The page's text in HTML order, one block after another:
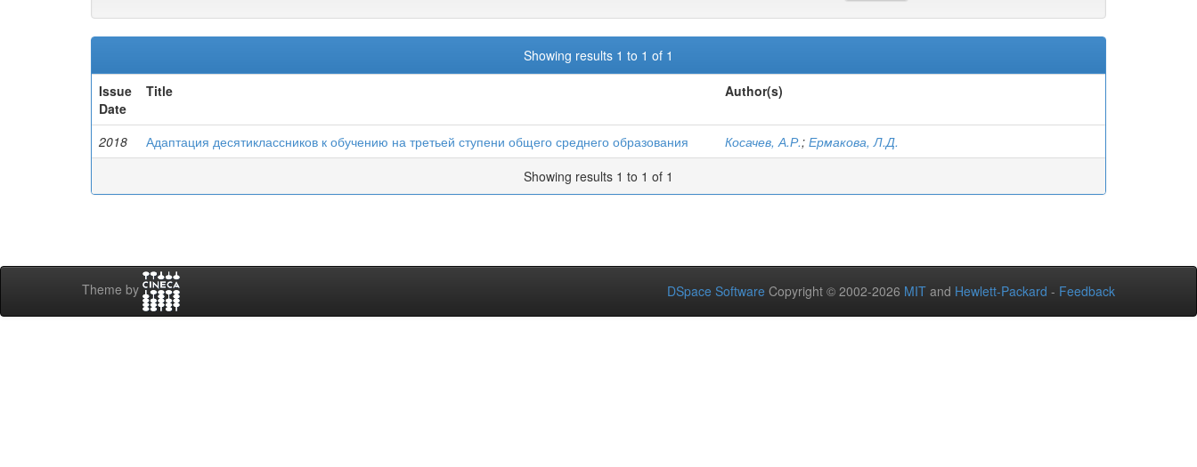
Showing results 1 to 1 of 1
Issue
Date
Title Author(s)
2018 Адаптация десятиклассников к обучению на третьей ступени общего среднего образования Косачев, А.Р.; Ермакова, Л.Д.
Showing results 1 to 1 of 1
Theme by DSpace Software Copyright © 2002-2026 MIT and Hewlett-Packard - Feedback